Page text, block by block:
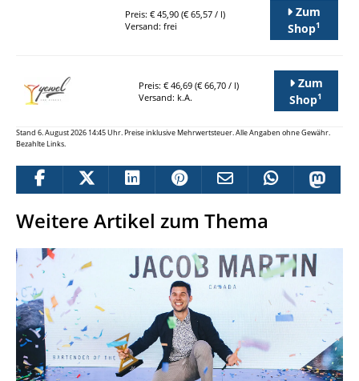
Preis: € 45,90 (€ 65,57 / l)
Versand: frei
Zum
Shop1
Preis: € 46,69 (€ 66,70 / l)
Versand: k.A.
Zum
Shop1
Stand 6. August 2026 14:45 Uhr. Preise inklusive Mehrwertsteuer. Alle Angaben ohne Gewähr.
Bezahlte Links.
Weitere Artikel zum Thema